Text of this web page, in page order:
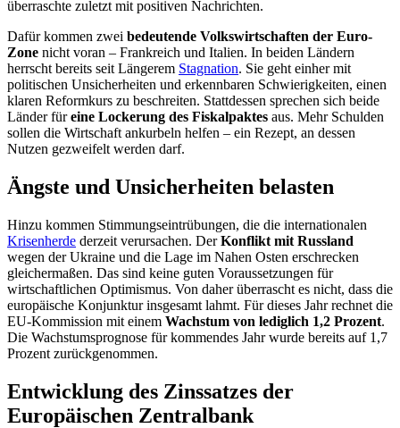
überraschte zuletzt mit positiven Nachrichten.
Dafür kommen zwei bedeutende Volkswirtschaften der Euro-
Zone nicht voran – Frankreich und Italien. In beiden Ländern
herrscht bereits seit Längerem Stagnation. Sie geht einher mit
politischen Unsicherheiten und erkennbaren Schwierigkeiten, einen
klaren Reformkurs zu beschreiten. Stattdessen sprechen sich beide
Länder füreine Lockerung des Fiskalpaktes aus. Mehr Schulden
sollen die Wirtschaft ankurbeln helfen – ein Rezept, an dessen
Nutzen gezweifelt werden darf.
Ängste und Unsicherheiten belasten
Hinzu kommen Stimmungseintrübungen, die die internationalen
Krisenherde derzeit verursachen. DerKonflikt mit Russland
wegen der Ukraine und die Lage im Nahen Osten erschrecken
gleichermaßen. Das sind keine guten Voraussetzungen für
wirtschaftlichen Optimismus. Von daher überrascht es nicht, dass die
europäische Konjunktur insgesamt lahmt. Für dieses Jahr rechnet die
EU-Kommission mit einem Wachstum von lediglich 1,2 Prozent.
Die Wachstumsprognose für kommendes Jahr wurde bereits auf 1,7
Prozent zurückgenommen.
Entwicklung des Zinssatzes der
Europäischen Zentralbank